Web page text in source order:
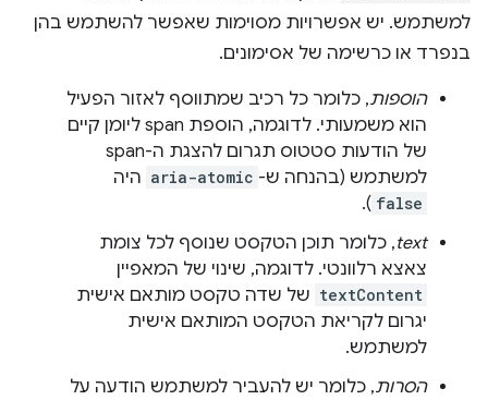
למשתמש. יש אפשרויות מסוימות שאפשר להשתמש בהן
בנפרד או כרשימה של אסימונים.
הוספות, כלומר כל רכיב שמתווסף לאזור הפעיל
הוא משמעותי. לדוגמה, הוספת span ליומן קיים
של הודעות סטטוס תגרום להצגת ה-span
למשתמש (בהנחה ש- aria-atomic היה
false
).
text, כלומר תוכן הטקסט שנוסף לכל צומת
צאצא רלוונטי. לדוגמה, שינוי של המאפיין
textContent של שדה טקסט מותאם אישית
יגרום לקריאת הטקסט המותאם אישית
למשתמש.
הסרות, כלומר יש להעביר למשתמש הודעה על